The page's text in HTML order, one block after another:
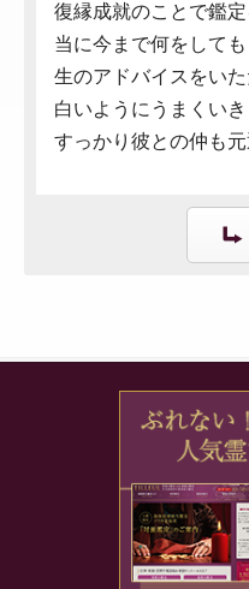
復縁成就のことで鑑
当に今まで何をして
生のアドバイスをい
白いようにうまくい
すっかり彼との仲も元